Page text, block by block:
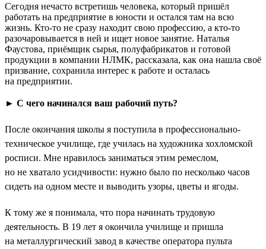
Сегодня нечасто встретишь человека, который пришёл
работать на предприятие в юности и остался там на всю
жизнь. Кто-то не сразу находит свою профессию, а кто-то
разочаровывается в ней и ищет новое занятие. Наталья
Фаустова, приёмщик сырья, полуфабрикатов и готовой
продукции в компании НЛМК, рассказала, как она нашла своё
призвание, сохранила интерес к работе и осталась
на предприятии.
► С чего начинался ваш рабочий путь?
После окончания школы я поступила в профессионально-
техническое училище, где училась на художника хохломской
росписи. Мне нравилось заниматься этим ремеслом,
но не хватало усидчивости: нужно было по несколько часов
сидеть на одном месте и выводить узоры, цветы и ягоды.
К тому же я понимала, что пора начинать трудовую
деятельность. В 19 лет я окончила училище и пришла
на металлургический завод в качестве оператора пульта